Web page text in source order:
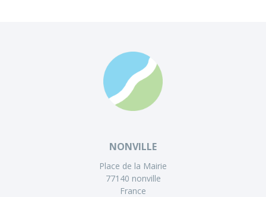
NONVILLE
Place de la Mairie
77140 nonville
France